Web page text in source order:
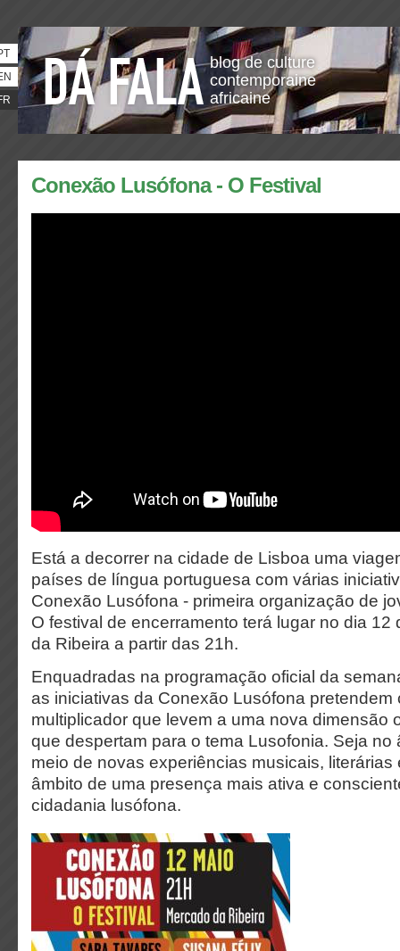
blog de culture
contemporaine
africaine
Conexão Lusófona - O Festival
Está a decorrer na cidade de Lisboa uma
países de língua portuguesa com várias
Conexão Lusófona - primeira organização de
O festival de encerramento terá lugar no dia 12
da Ribeira a partir das 21h.
Enquadradas na programação oficial da
as iniciativas da Conexão Lusófona pretendem
multiplicador que levem a uma nova dimensão
que despertam para o tema Lusofonia. Seja no
meio de novas experiências musicais, literárias
âmbito de uma presença mais ativa e
cidadania lusófona.